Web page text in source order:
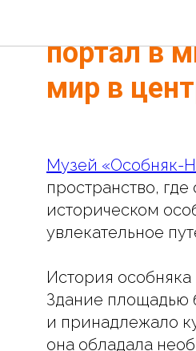
портал в
мир в
Музей «Особняк-
пространство,
историческом
увлекательное
История особняка
Здание площадью
и принадлежало
она обладала